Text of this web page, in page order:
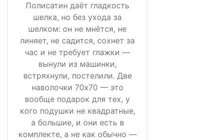
Полисатин даёт гладкость
шелка, но без ухода за
шелком: он не мнётся, не
линяет, не садится, сохнет за
час и не требует глажки —
вынули из машинки,
встряхнули, постелили. Две
наволочки 70х70 — это
вообще подарок для тех, у
кого подушки не квадратные,
а большие, и они есть в
комплекте, а не как обычно —